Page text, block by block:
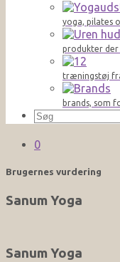
yoga, pilates
produkter
træningstøj
brands, som
Søg
efter:
0
Brugernes vurdering
Sanum Yoga
Sanum Yoga